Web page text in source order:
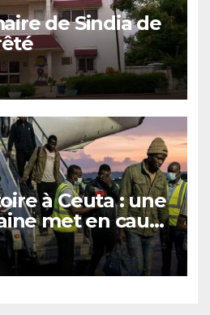
de Sindia de
à Ceuta : une
met en cause
de Rabat